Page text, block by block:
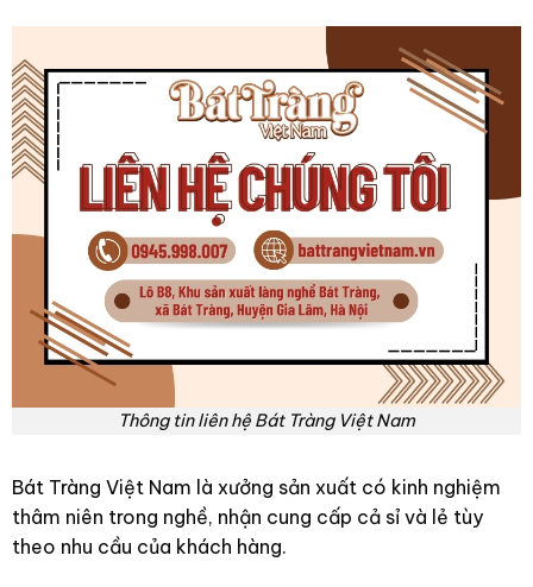
Thông tin liên hệ Bát Tràng Việt Nam
Bát Tràng Việt Nam là xưởng sản xuất có kinh nghiệm
thâm niên trong nghề, nhận cung cấp cả sỉ và lẻ tùy
theo nhu cầu của khách hàng.